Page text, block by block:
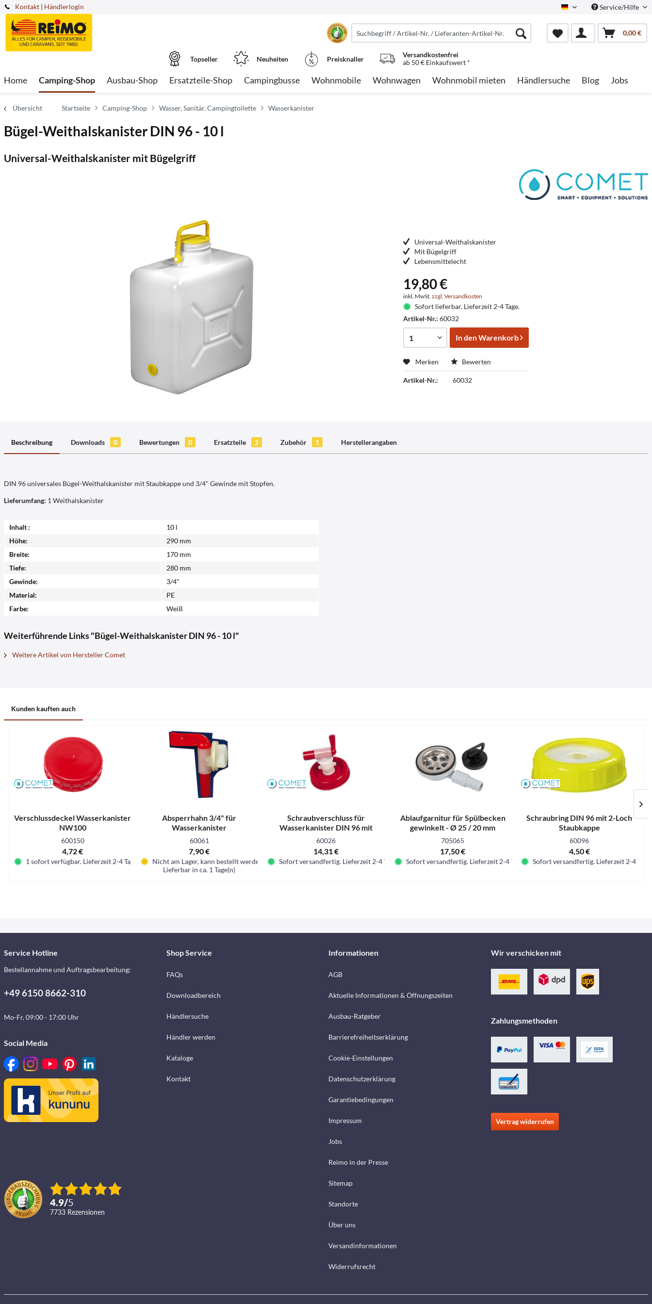
Kontakt German Service/Hilfe
| Händlerlogin
0,00 €
Topseller Neuheiten Preisknaller
Versandkostenfrei
ab 50 € Einkaufswert *
Home Camping-Shop Ausbau-Shop Ersatzteile-Shop Campingbusse Wohnmobile Wohnwagen Wohnmobil mieten Händlersuche Blog Jobs
Übersicht Startseite Camping-Shop Wasser, Sanitär, Campingtoilette Wasserkanister
Bügel-Weithalskanister DIN 96 - 10 l
Universal-Weithalskanister mit Bügelgriff
Universal-Weithalskanister
Mit Bügelgriff
Lebensmittelecht
19,80 €
inkl. MwSt.zzgl. Versandkosten
Sofort lieferbar. Lieferzeit 2-4 Tage.
Artikel-Nr.:60032
In denWarenkorb
Merken Bewerten
Artikel-Nr.: 60032
Beschreibung Downloads 0 Bewertungen 0 Ersatzteile 2 Zubehör 1 Herstellerangaben
DIN 96 universales Bügel-Weithalskanister mit Staubkappe und 3/4" Gewinde mit Stopfen.
Lieferumfang: 1 Weithalskanister
Inhalt :
10 l
Höhe:
290 mm
Breite:
170 mm
Tiefe:
280 mm
Gewinde:
3/4"
Material:
PE
Farbe:
Weiß
Weiterführende Links "Bügel-Weithalskanister DIN 96 - 10 l"
Weitere Artikel von Hersteller Comet
Kunden kauften auch
Verschlussdeckel Wasserkanister
NW100
600150
4,72 €
1 sofort verfügbar. Lieferzeit 2-4 Tage.
Absperrhahn 3/4" für
Wasserkanister
60061
7,90 €
Nicht am Lager, kann bestellt werden
Lieferbar in ca. 1 Tage(n)
Schraubverschluss für
Wasserkanister DIN 96 mit
Auslaufhahn
60026
14,31 €
Sofort versandfertig. Lieferzeit 2-4 Tage.
Ablaufgarnitur für Spülbecken
gewinkelt - Ø 25 / 20 mm
705065
17,50 €
Sofort versandfertig. Lieferzeit 2-4 Tage.
Schraubring DIN 96 mit 2-Loch
Staubkappe
60096
4,50 €
Sofort versandfertig. Lieferzeit 2-4 Tage.
Service Hotline
Bestellannahme und Auftragsbearbeitung:
+49 6150 8662-310
Mo-Fr, 09:00 - 17:00 Uhr
Social Media
4.9/5
7733 Rezensionen
Shop Service
FAQs
Downloadbereich
Händlersuche
Händler werden
Kataloge
Kontakt
Informationen
AGB
Aktuelle Informationen & Öffnungszeiten
Ausbau-Ratgeber
Barrierefreiheitserklärung
Cookie-Einstellungen
Datenschutzerklärung
Garantiebedingungen
Impressum
Jobs
Reimo in der Presse
Sitemap
Standorte
Über uns
Versandinformationen
Widerrufsrecht
Wir verschicken mit
Zahlungsmethoden
Vertrag widerrufen